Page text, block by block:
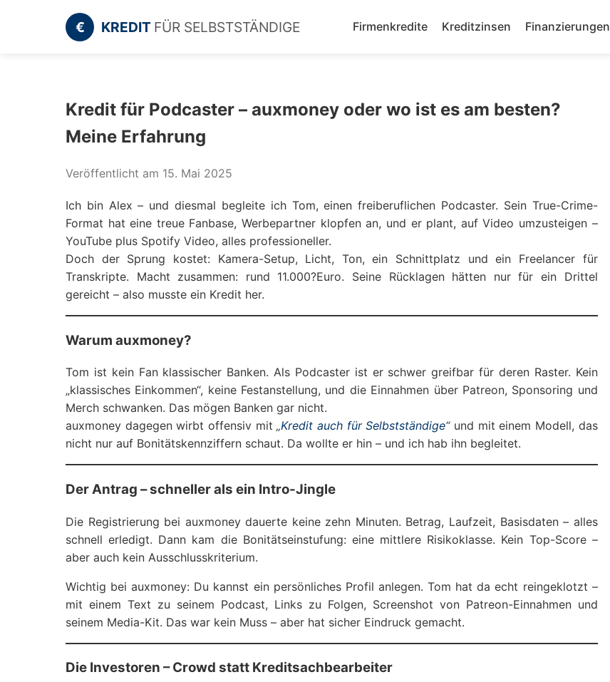
€ KREDIT FÜR SELBSTSTÄNDIGE Firmenkredite Kreditzinsen Finanzierungen
Kredit für Podcaster – auxmoney oder wo ist es am besten?
Meine Erfahrung
Veröffentlicht am 15. Mai 2025
Ich bin Alex – und diesmal begleite ich Tom, einen freiberuflichen Podcaster. Sein True-Crime-
Format hat eine treue Fanbase, Werbepartner klopfen an, und er plant, auf Video umzusteigen –
YouTube plus Spotify Video, alles professioneller.
Doch der Sprung kostet: Kamera-Setup, Licht, Ton, ein Schnittplatz und ein Freelancer für
Transkripte. Macht zusammen: rund 11.000?Euro. Seine Rücklagen hätten nur für ein Drittel
gereicht – also musste ein Kredit her.
Warum auxmoney?
Tom ist kein Fan klassischer Banken. Als Podcaster ist er schwer greifbar für deren Raster. Kein
„klassisches Einkommen“, keine Festanstellung, und die Einnahmen über Patreon, Sponsoring und
Merch schwanken. Das mögen Banken gar nicht.
auxmoney dagegen wirbt offensiv mit„Kredit auch für Selbstständige“und mit einem Modell, das
nicht nur auf Bonitätskennziffern schaut. Da wollte er hin – und ich hab ihn begleitet.
Der Antrag – schneller als ein Intro-Jingle
Die Registrierung bei auxmoney dauerte keine zehn Minuten. Betrag, Laufzeit, Basisdaten – alles
schnell erledigt. Dann kam die Bonitätseinstufung: eine mittlere Risikoklasse. Kein Top-Score –
aber auch kein Ausschlusskriterium.
Wichtig bei auxmoney: Du kannst ein persönliches Profil anlegen. Tom hat da echt reingeklotzt –
mit einem Text zu seinem Podcast, Links zu Folgen, Screenshot von Patreon-Einnahmen und
seinem Media-Kit. Das war kein Muss – aber hat sicher Eindruck gemacht.
Die Investoren – Crowd statt Kreditsachbearbeiter